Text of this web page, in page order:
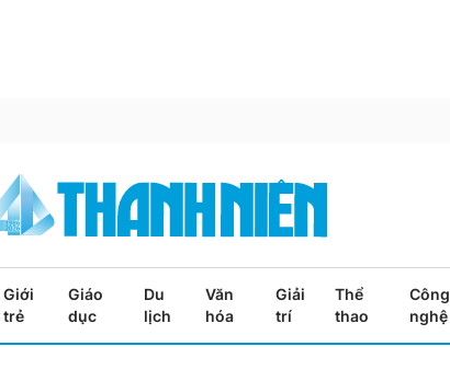
Giới
trẻ
Giáo
dục
Du
lịch
Văn
hóa
Giải
trí
Thể
thao
Công
nghệ